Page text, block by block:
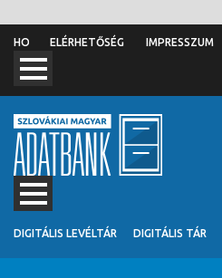
ELÉRHETŐSÉG IMPRESSZUM
DIGITÁLIS LEVÉLTÁR DIGITÁLIS TÁR